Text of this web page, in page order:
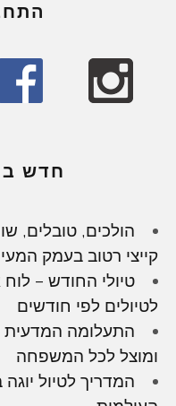
חדש ב OUTPANEL
הולכים, טובלים,
קייצי רטוב בעמק
טיולי החודש –
לטיולים לפי חודשים
התעלומה המדעית
ומוצל לכל המשפחה
המדריך לטיול